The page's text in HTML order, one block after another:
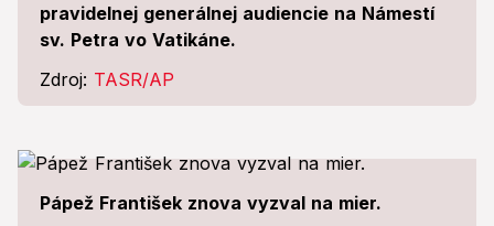
pravidelnej generálnej audiencie na Námestí
sv. Petra vo Vatikáne.
Zdroj: TASR/AP
Pápež František znova vyzval na mier.